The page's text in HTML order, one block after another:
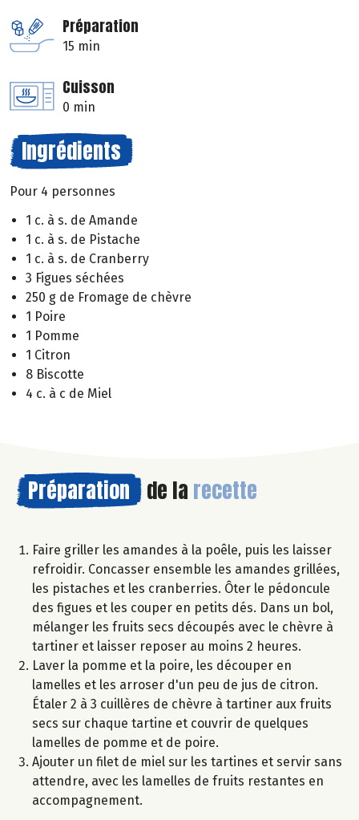
Préparation
15 min
Cuisson
0 min
Ingrédients
Pour 4 personnes
1 c. à s. de Amande
1 c. à s. de Pistache
1 c. à s. de Cranberry
3 Figues séchées
250 g de Fromage de chèvre
1 Poire
1 Pomme
1 Citron
8 Biscotte
4 c. à c de Miel
Préparation de la recette
Faire griller les amandes à la poêle, puis les laisser
refroidir. Concasser ensemble les amandes grillées,
les pistaches et les cranberries. Ôter le pédoncule
des figues et les couper en petits dés. Dans un bol,
mélanger les fruits secs découpés avec le chèvre à
tartiner et laisser reposer au moins 2 heures.
Laver la pomme et la poire, les découper en
lamelles et les arroser d'un peu de jus de citron.
Étaler 2 à 3 cuillères de chèvre à tartiner aux fruits
secs sur chaque tartine et couvrir de quelques
lamelles de pomme et de poire.
Ajouter un filet de miel sur les tartines et servir sans
attendre, avec les lamelles de fruits restantes en
accompagnement.